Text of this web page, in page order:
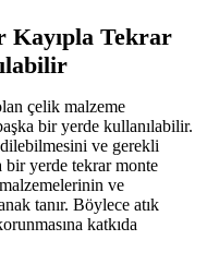
Kayıpla Tekrar
çelik malzeme
bir yerde kullanılabilir.
ve gerekli
bir yerde tekrar monte
ve
tanır. Böylece atık
katkıda